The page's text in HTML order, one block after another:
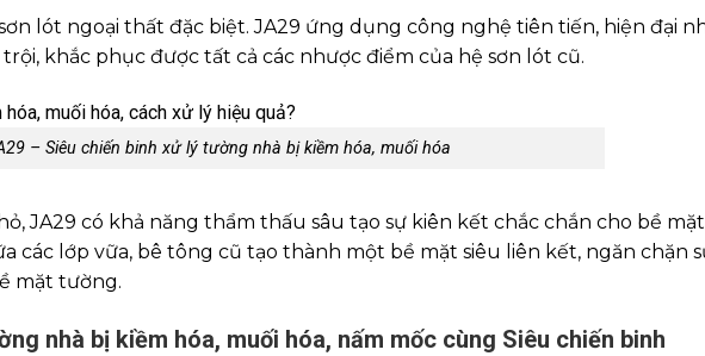
lót ngoại thất đặc biệt. JA29 ứng dụng công nghệ tiên tiến, hiện đại
khắc phục được tất cả các nhược điểm của hệ sơn lót cũ.
– Siêu chiến binh xử lý tường nhà bị kiềm hóa, muối hóa
JA29 có khả năng thẩm thấu sâu tạo sự kiên kết chắc chắn cho bề mặt
các lớp vữa, bê tông cũ tạo thành một bề mặt siêu liên kết, ngăn chặn
mặt tường.
nhà bị kiềm hóa, muối hóa, nấm mốc cùng Siêu chiến binh